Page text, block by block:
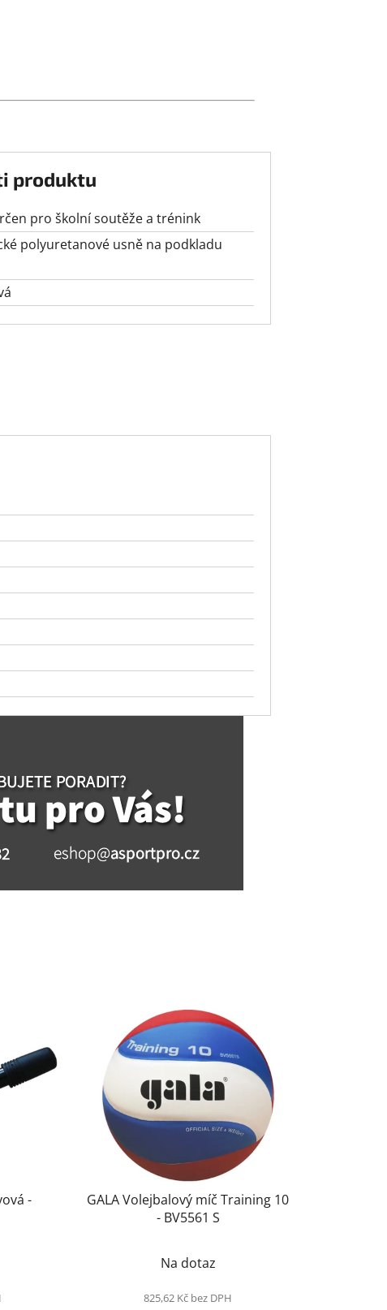
produktu
pro školní soutěže a trénink
polyuretanové usně na podkladu
-
GALA Volejbalový míč Training 10
- BV5561 S
Na dotaz
825,62 Kč bez DPH